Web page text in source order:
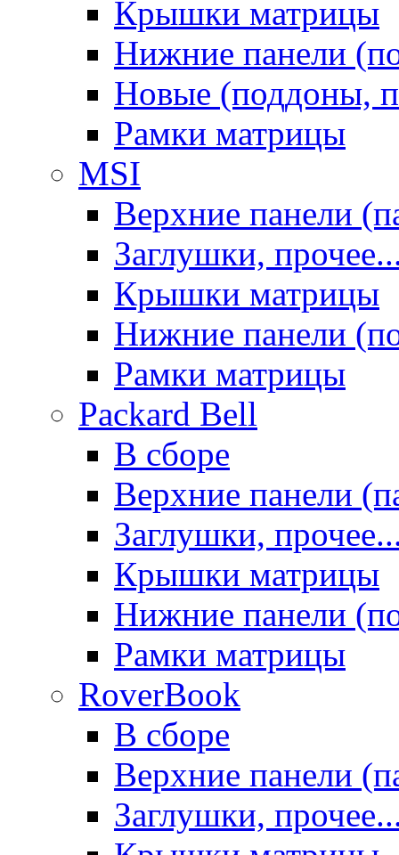
Крышки матрицы
Нижние панели
Новые (поддоны,
Рамки матрицы
MSI
Верхние панели
Заглушки,
Крышки матрицы
Нижние панели
Рамки матрицы
Packard Bell
В сборе
Верхние панели
Заглушки,
Крышки матрицы
Нижние панели
Рамки матрицы
RoverBook
В сборе
Верхние панели
Заглушки,